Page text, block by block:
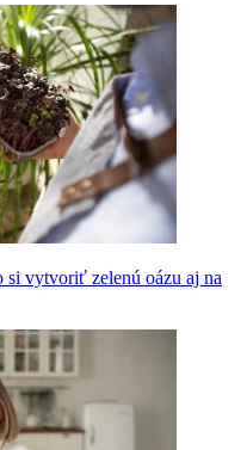
si vytvoriť zelenú oázu aj na